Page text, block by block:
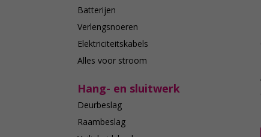
Batterijen
Verlengsnoeren
Elektriciteitskabels
Alles voor stroom
Hang- en sluitwerk
Deurbeslag
Raambeslag